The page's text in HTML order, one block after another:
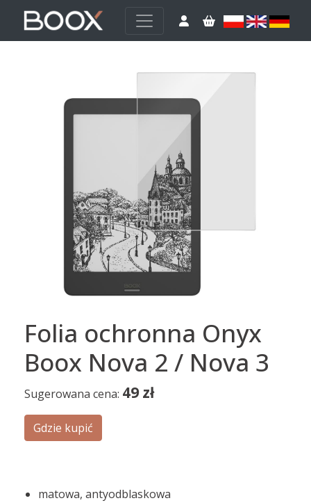
Folia ochronna Onyx
Boox Nova 2 / Nova 3
Sugerowana cena: 49zł
Gdzie kupić
matowa, antyodblaskowa